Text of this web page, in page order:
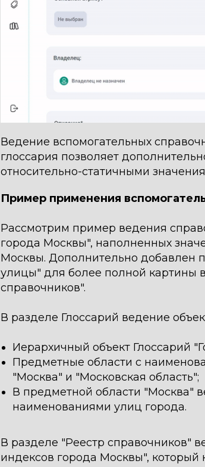
Ведение вспомогательных
глоссария позволяет
относительно-статичными
Пример применения
Рассмотрим пример ведения
города Москвы", наполненных
Москвы. Дополнительно добавлен
улицы" для более полной картины
справочников".
В разделе Глоссарий ведение
Иерархичный объект Глоссарий
Предметные области с
"Москва" и "Московская область";
В предметной области "Москва"
наименованиями улиц города.
В разделе "Реестр справочников"
индексов города Москвы", который